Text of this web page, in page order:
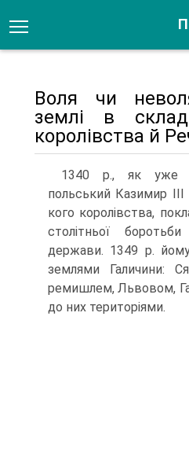
Воля чи
землі в
королівства й
1340 р., як уже
польський Казимир
кого королівства,
столітньої
держави. 1349 р.
землями Галичини:
ремишлем, Львовом,
до них територіями.